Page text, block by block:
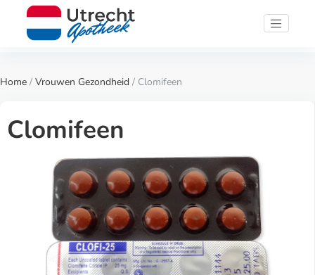
Home / Vrouwen Gezondheid / Clomifeen
Clomifeen